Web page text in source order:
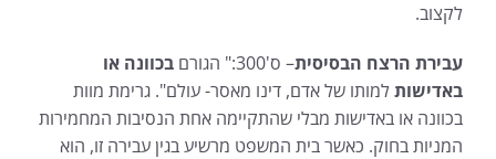
לקצוב.
עבירת הרצח הבסיסית– ס'300:" הגורם
בכוונה או
באדישות למותו של אדם, דינו מאסר- עולם". גרימת מוות
בכוונה או באדישות מבלי שהתקיימה אחת הנסיבות המחמירות
המניות בחוק. כאשר בית המשפט מרשיע בגין עבירה זו, הוא